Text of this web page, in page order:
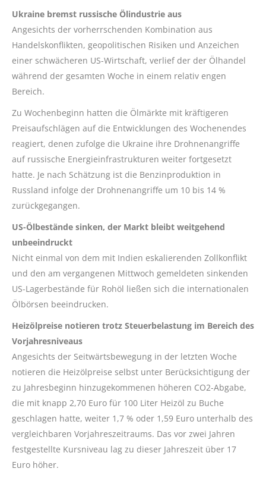
Ukraine bremst russische Ölindustrie aus
Angesichts der vorherrschenden Kombination aus
Handelskonflikten, geopolitischen Risiken und Anzeichen
einer schwächeren US-Wirtschaft, verlief der der Ölhandel
während der gesamten Woche in einem relativ engen
Bereich.
Zu Wochenbeginn hatten die Ölmärkte mit kräftigeren
Preisaufschlägen auf die Entwicklungen des Wochenendes
reagiert, denen zufolge die Ukraine ihre Drohnenangriffe
auf russische Energieinfrastrukturen weiter fortgesetzt
hatte. Je nach Schätzung ist die Benzinproduktion in
Russland infolge der Drohnenangriffe um 10 bis 14 %
zurückgegangen.
US-Ölbestände sinken, der Markt bleibt weitgehend
unbeeindruckt
Nicht einmal von dem mit Indien eskalierenden Zollkonflikt
und den am vergangenen Mittwoch gemeldeten sinkenden
US-Lagerbestände für Rohöl ließen sich die internationalen
Ölbörsen beeindrucken.
Heizölpreise notieren trotz Steuerbelastung im Bereich des
Vorjahresniveaus
Angesichts der Seitwärtsbewegung in der letzten Woche
notieren die Heizölpreise selbst unter Berücksichtigung der
zu Jahresbeginn hinzugekommenen höheren CO2-Abgabe,
die mit knapp 2,70 Euro für 100 Liter Heizöl zu Buche
geschlagen hatte, weiter 1,7 % oder 1,59 Euro unterhalb des
vergleichbaren Vorjahreszeitraums. Das vor zwei Jahren
festgestellte Kursniveau lag zu dieser Jahreszeit über 17
Euro höher.